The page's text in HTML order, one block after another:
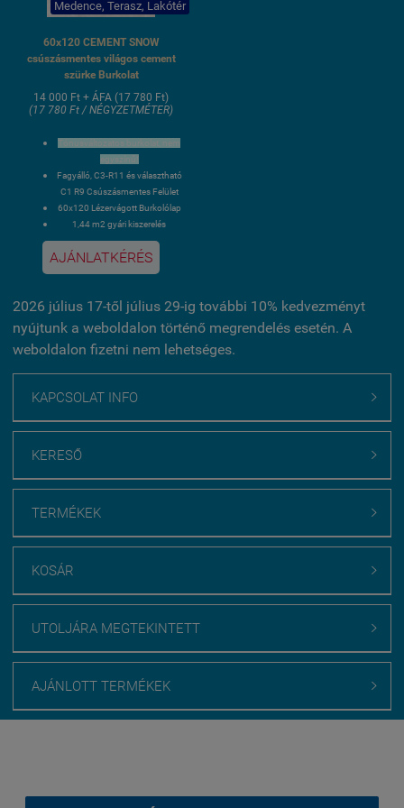
Medence, Terasz, Lakótér
60x120 CEMENT SNOW
csúszásmentes világos cement
szürke Burkolat
14 000 Ft + ÁFA (17 780 Ft)
(17 780 Ft / NÉGYZETMÉTER)
Tónusváltozatos burkolat, nem
egyszínű!
Fagyálló, C3-R11 és választható
C1 R9 Csúszásmentes Felület
60x120 Lézervágott Burkolólap
1,44 m2 gyári kiszerelés
3 hét szállítási idő
AJÁNLATKÉRÉS
2026 július 17-től július 29-ig további 10% kedvezményt
nyújtunk a weboldalon történő megrendelés esetén. A
weboldalon fizetni nem lehetséges.
KAPCSOLAT INFO 
KERESŐ 
TERMÉKEK 
KOSÁR 
UTOLJÁRA MEGTEKINTETT 
AJÁNLOTT TERMÉKEK 